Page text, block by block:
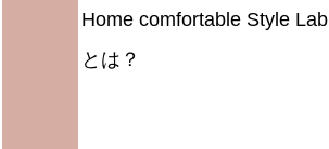
Home comfortable Style Lab
とは？